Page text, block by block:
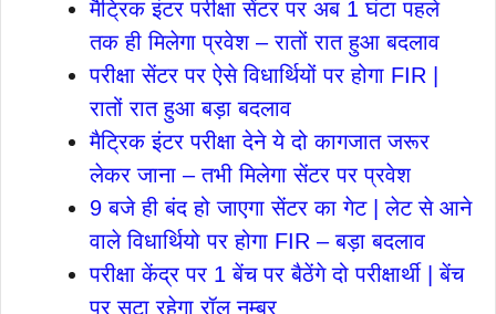
मैट्रिक इंटर परीक्षा सेंटर पर अब 1 घंटा पहले
तक ही मिलेगा प्रवेश – रातों रात हुआ बदलाव
परीक्षा सेंटर पर ऐसे विधार्थियों पर होगा FIR |
रातों रात हुआ बड़ा बदलाव
मैट्रिक इंटर परीक्षा देने ये दो कागजात जरूर
लेकर जाना – तभी मिलेगा सेंटर पर प्रवेश
9 बजे ही बंद हो जाएगा सेंटर का गेट | लेट से आने
वाले विधार्थियो पर होगा FIR – बड़ा बदलाव
परीक्षा केंद्र पर 1 बेंच पर बैठेंगे दो परीक्षार्थी | बेंच
पर सटा रहेगा रॉल नम्बर